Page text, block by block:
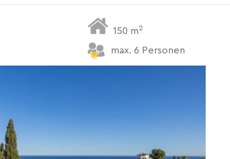
150 m2
max. 6 Personen